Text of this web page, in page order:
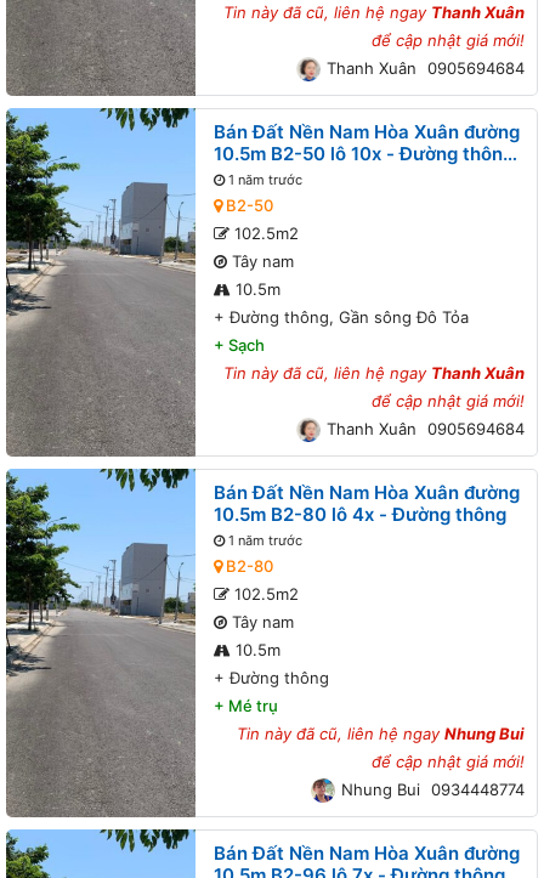
Tin này đã cũ, liên hệ ngay Thanh Xuân
để cập nhật giá mới!
Thanh Xuân
0905694684
Bán Đất Nền Nam Hòa Xuân đường
10.5m B2-50 lô 10x - Đường thông,
Gần sông Đô Tỏa
1 năm trước
B2-50
102.5m2
Tây nam
10.5m
+Đường thông, Gần sông Đô Tỏa
+ Sạch
Tin này đã cũ, liên hệ ngay Thanh Xuân
để cập nhật giá mới!
Thanh Xuân
0905694684
Bán Đất Nền Nam Hòa Xuân đường
10.5m B2-80 lô 4x - Đường thông
1 năm trước
B2-80
102.5m2
Tây nam
10.5m
+Đường thông
+ Mé trụ
Tin này đã cũ, liên hệ ngayNhung Bui
để cập nhật giá mới!
Nhung Bui 0934448774
Bán Đất Nền Nam Hòa Xuân đường